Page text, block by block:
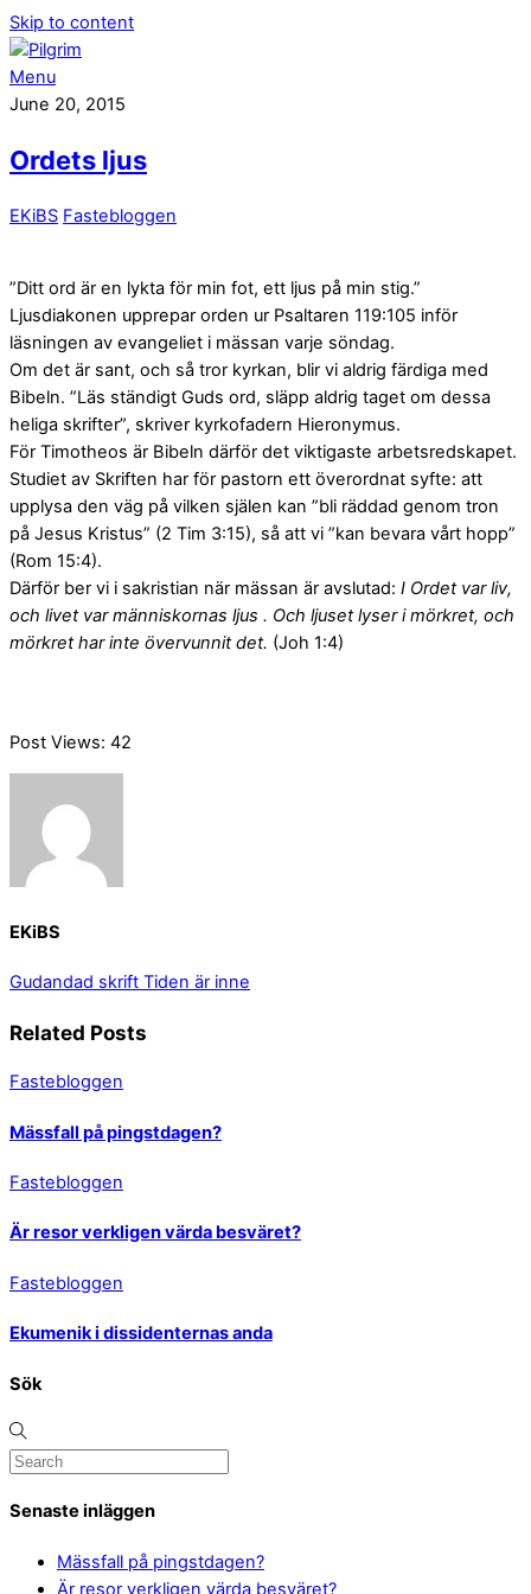
Skip to content
Menu
June 20, 2015
Ordets ljus
EKiBS Fastebloggen
”Ditt ord är en lykta för min fot, ett ljus på min stig.”
Ljusdiakonen upprepar orden ur Psaltaren 119:105 inför
läsningen av evangeliet i mässan varje söndag.
Om det är sant, och så tror kyrkan, blir vi aldrig färdiga med
Bibeln. ”Läs ständigt Guds ord, släpp aldrig taget om dessa
heliga skrifter”, skriver kyrkofadern Hieronymus.
För Timotheos är Bibeln därför det viktigaste arbetsredskapet.
Studiet av Skriften har för pastorn ett överordnat syfte: att
upplysa den väg på vilken själen kan ”bli räddad genom tron
på Jesus Kristus” (2 Tim 3:15), så att vi ”kan bevara vårt hopp”
(Rom 15:4).
Därför ber vi i sakristian när mässan är avslutad: I Ordet var liv,
och livet var människornas ljus . Och ljuset lyser i mörkret, och
mörkret har inte övervunnit det. (Joh 1:4)
Post Views: 42
EKiBS
Gudandad skrift Tiden är inne
Related Posts
Fastebloggen
Mässfall på pingstdagen?
Fastebloggen
Är resor verkligen värda besväret?
Fastebloggen
Ekumenik i dissidenternas anda
Sök
Senaste inläggen
Mässfall på pingstdagen?
Är resor verkligen värda besväret?